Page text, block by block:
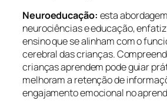
Neuroeducação: esta
neurociências e educação,
ensino que se alinham com o
cerebral das crianças.
crianças aprendem pode guiar
melhoram a retenção de
engajamento emocional no